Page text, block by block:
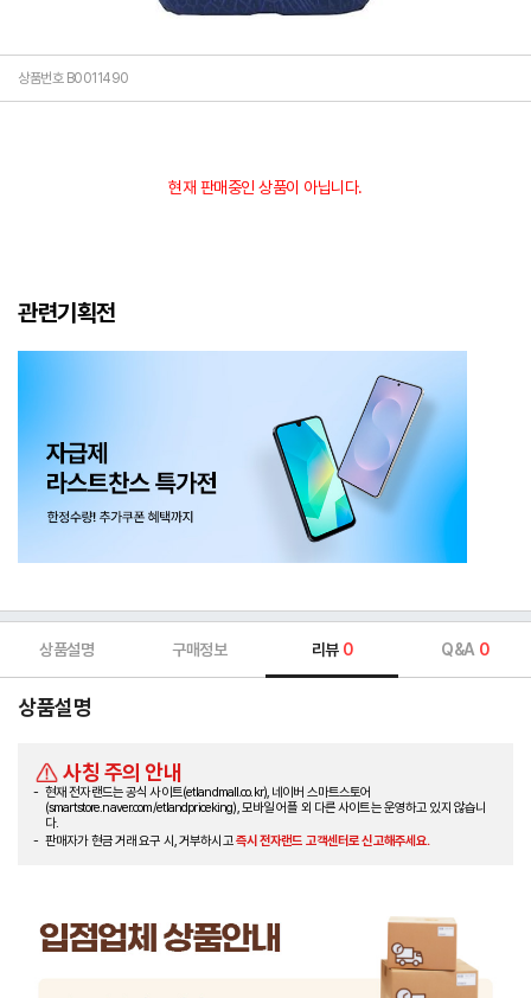
상품번호 B0011490
현재 판매중인 상품이 아닙니다.
관련기획전
상품설명 구매정보 리뷰 0 Q&A 0
상품설명
사칭 주의 안내
현재 전자랜드는 공식 사이트(etlandmall.co.kr), 네이버 스마트스토어
(smartstore.naver.com/etlandpriceking), 모바일 어플 외 다른 사이트는 운영하고 있지 않습니
다.
판매자가 현금 거래 요구 시, 거부하시고즉시 전자랜드 고객센터로 신고해주세요.